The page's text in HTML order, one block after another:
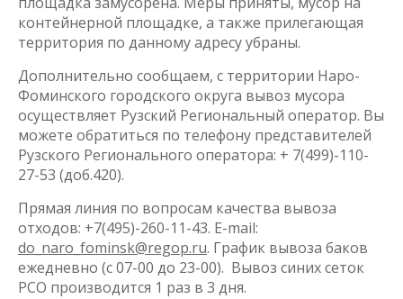
контейнерной площадке, а также прилегающая
территория по данному адресу убраны.
Дополнительно сообщаем, с территории Наро-
Фоминского городского округа вывоз мусора
осуществляет Рузский Региональный оператор. Вы
можете обратиться по телефону представителей
Рузского Регионального оператора: + 7(499)-110-
27-53 (доб.420).
Прямая линия по вопросам качества вывоза
отходов: +7(495)-260-11-43. E-mail:
do_naro_fominsk@regop.ru. График вывоза баков
ежедневно (c 07-00 до 23-00). Вывоз синих сеток
РСО производится 1 раз в 3 дня.